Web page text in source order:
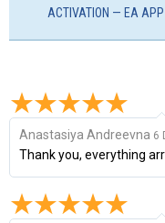
ACTIVATION — EA APP
Anastasiya Andreevna 6
Thank you, everything